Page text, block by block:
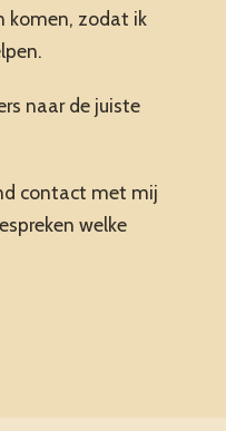
komen, zodat ik
naar de juiste
contact met mij
welke